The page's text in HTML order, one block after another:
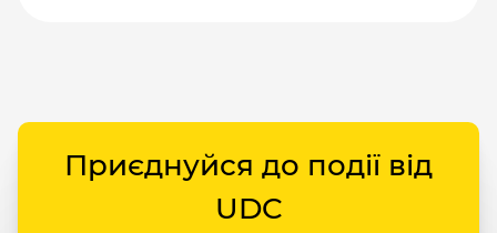
Приєднуйся до події від
UDC